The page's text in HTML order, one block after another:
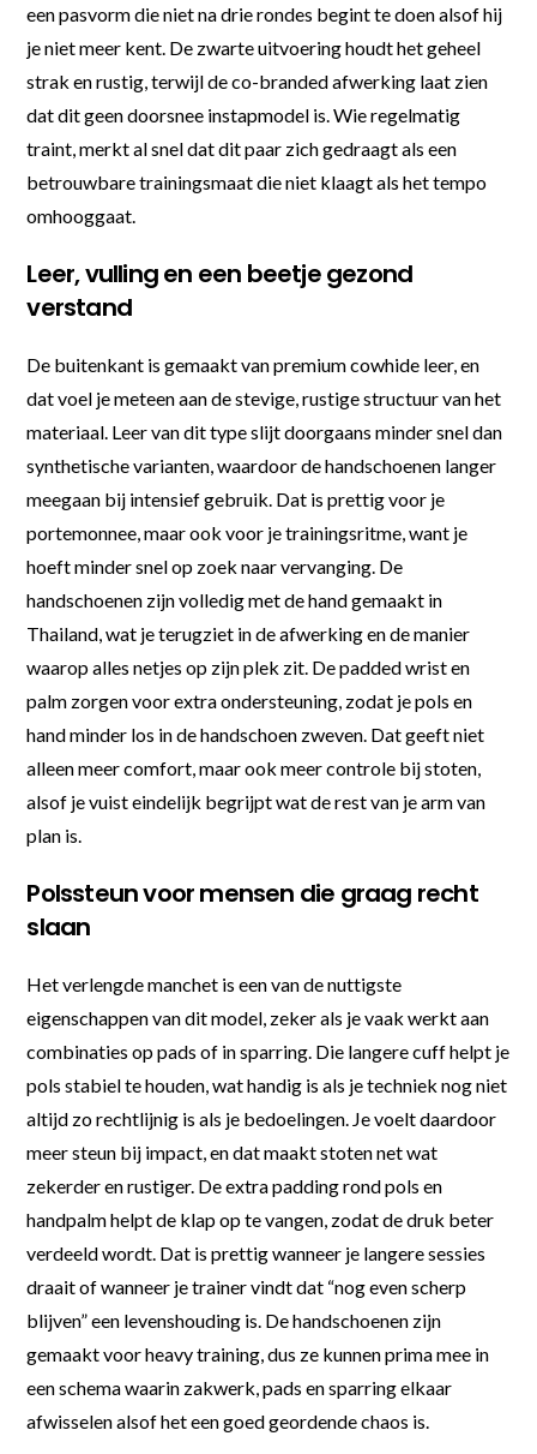
een pasvorm die niet na drie rondes begint te doen alsof hij
je niet meer kent. De zwarte uitvoering houdt het geheel
strak en rustig, terwijl de co-branded afwerking laat zien
dat dit geen doorsnee instapmodel is. Wie regelmatig
traint, merkt al snel dat dit paar zich gedraagt als een
betrouwbare trainingsmaat die niet klaagt als het tempo
omhooggaat.
Leer, vulling en een beetje gezond
verstand
De buitenkant is gemaakt van premium cowhide leer, en
dat voel je meteen aan de stevige, rustige structuur van het
materiaal. Leer van dit type slijt doorgaans minder snel dan
synthetische varianten, waardoor de handschoenen langer
meegaan bij intensief gebruik. Dat is prettig voor je
portemonnee, maar ook voor je trainingsritme, want je
hoeft minder snel op zoek naar vervanging. De
handschoenen zijn volledig met de hand gemaakt in
Thailand, wat je terugziet in de afwerking en de manier
waarop alles netjes op zijn plek zit. De padded wrist en
palm zorgen voor extra ondersteuning, zodat je pols en
hand minder los in de handschoen zweven. Dat geeft niet
alleen meer comfort, maar ook meer controle bij stoten,
alsof je vuist eindelijk begrijpt wat de rest van je arm van
plan is.
Polssteun voor mensen die graag recht
slaan
Het verlengde manchet is een van de nuttigste
eigenschappen van dit model, zeker als je vaak werkt aan
combinaties op pads of in sparring. Die langere cuff helpt je
pols stabiel te houden, wat handig is als je techniek nog niet
altijd zo rechtlijnig is als je bedoelingen. Je voelt daardoor
meer steun bij impact, en dat maakt stoten net wat
zekerder en rustiger. De extra padding rond pols en
handpalm helpt de klap op te vangen, zodat de druk beter
verdeeld wordt. Dat is prettig wanneer je langere sessies
draait of wanneer je trainer vindt dat “nog even scherp
blijven” een levenshouding is. De handschoenen zijn
gemaakt voor heavy training, dus ze kunnen prima mee in
een schema waarin zakwerk, pads en sparring elkaar
afwisselen alsof het een goed geordende chaos is.